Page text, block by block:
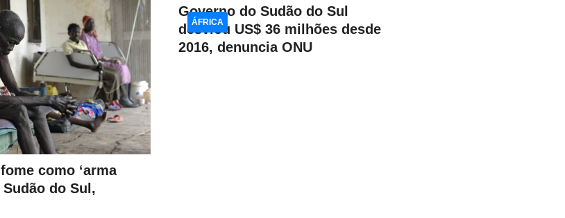
como ‘arma
Sudão do Sul,
Governo do Sudão do Sul
desviou US$ 36 milhões desde
2016, denuncia ONU
ÁFRICA